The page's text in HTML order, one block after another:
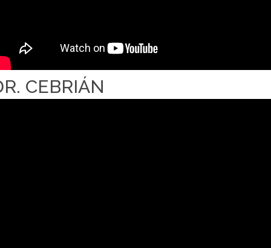
CEBRIÁN